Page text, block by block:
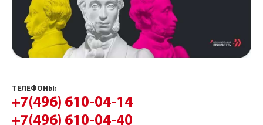
ТЕЛЕФОНЫ:
+7(496) 610-04-14
+7(496) 610-04-40